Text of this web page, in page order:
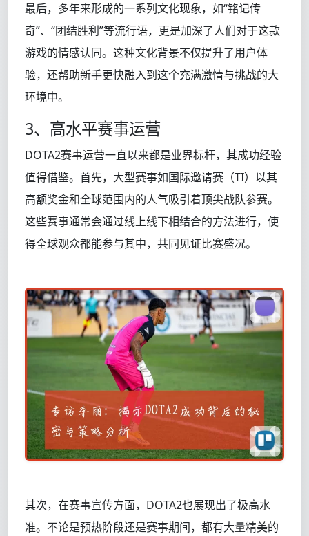
最后，多年来形成的一系列文化现象，如“铭记传
奇”、“团结胜利”等流行语，更是加深了人们对于这款
游戏的情感认同。这种文化背景不仅提升了用户体
验，还帮助新手更快融入到这个充满激情与挑战的大
环境中。
3、高水平赛事运营
DOTA2赛事运营一直以来都是业界标杆，其成功经验
值得借鉴。首先，大型赛事如国际邀请赛（TI）以其
高额奖金和全球范围内的人气吸引着顶尖战队参赛。
这些赛事通常会通过线上线下相结合的方法进行，使
得全球观众都能参与其中，共同见证比赛盛况。
其次，在赛事宣传方面，DOTA2也展现出了极高水
准。不论是预热阶段还是赛事期间，都有大量精美的